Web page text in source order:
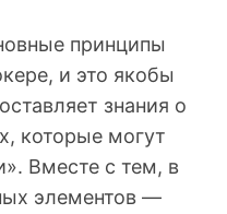
принципы
и это якобы
знания о
которые могут
Вместе с тем, в
элементов —